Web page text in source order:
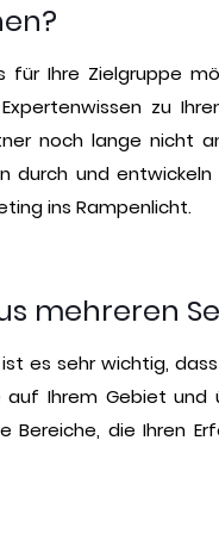
Ihre Zielgruppe
zu
noch lange nicht
durch und
ins Rampenlicht.
mehreren
es sehr wichtig,
Ihrem Gebiet
die Ihren